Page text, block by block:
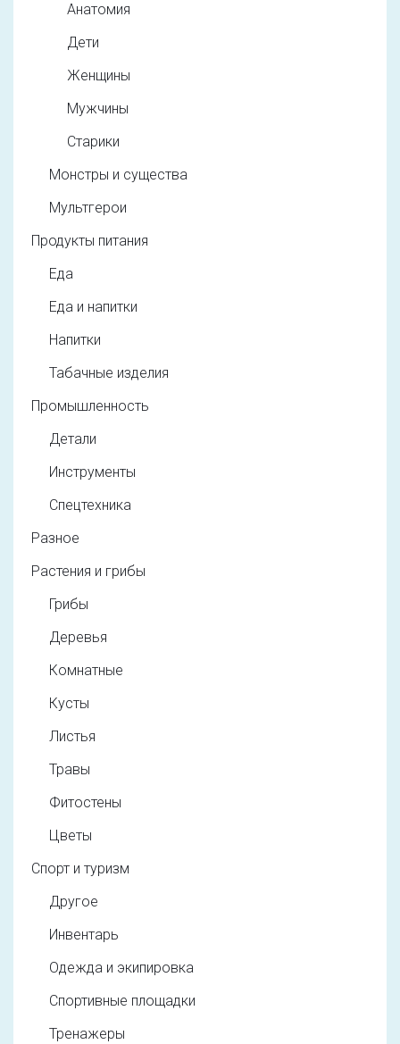
Анатомия
Дети
Женщины
Мужчины
Старики
Монстры и существа
Мультгерои
Продукты питания
Еда
Еда и напитки
Напитки
Табачные изделия
Промышленность
Детали
Инструменты
Спецтехника
Разное
Растения и грибы
Грибы
Деревья
Комнатные
Кусты
Листья
Травы
Фитостены
Цветы
Спорт и туризм
Другое
Инвентарь
Одежда и экипировка
Спортивные площадки
Тренажеры